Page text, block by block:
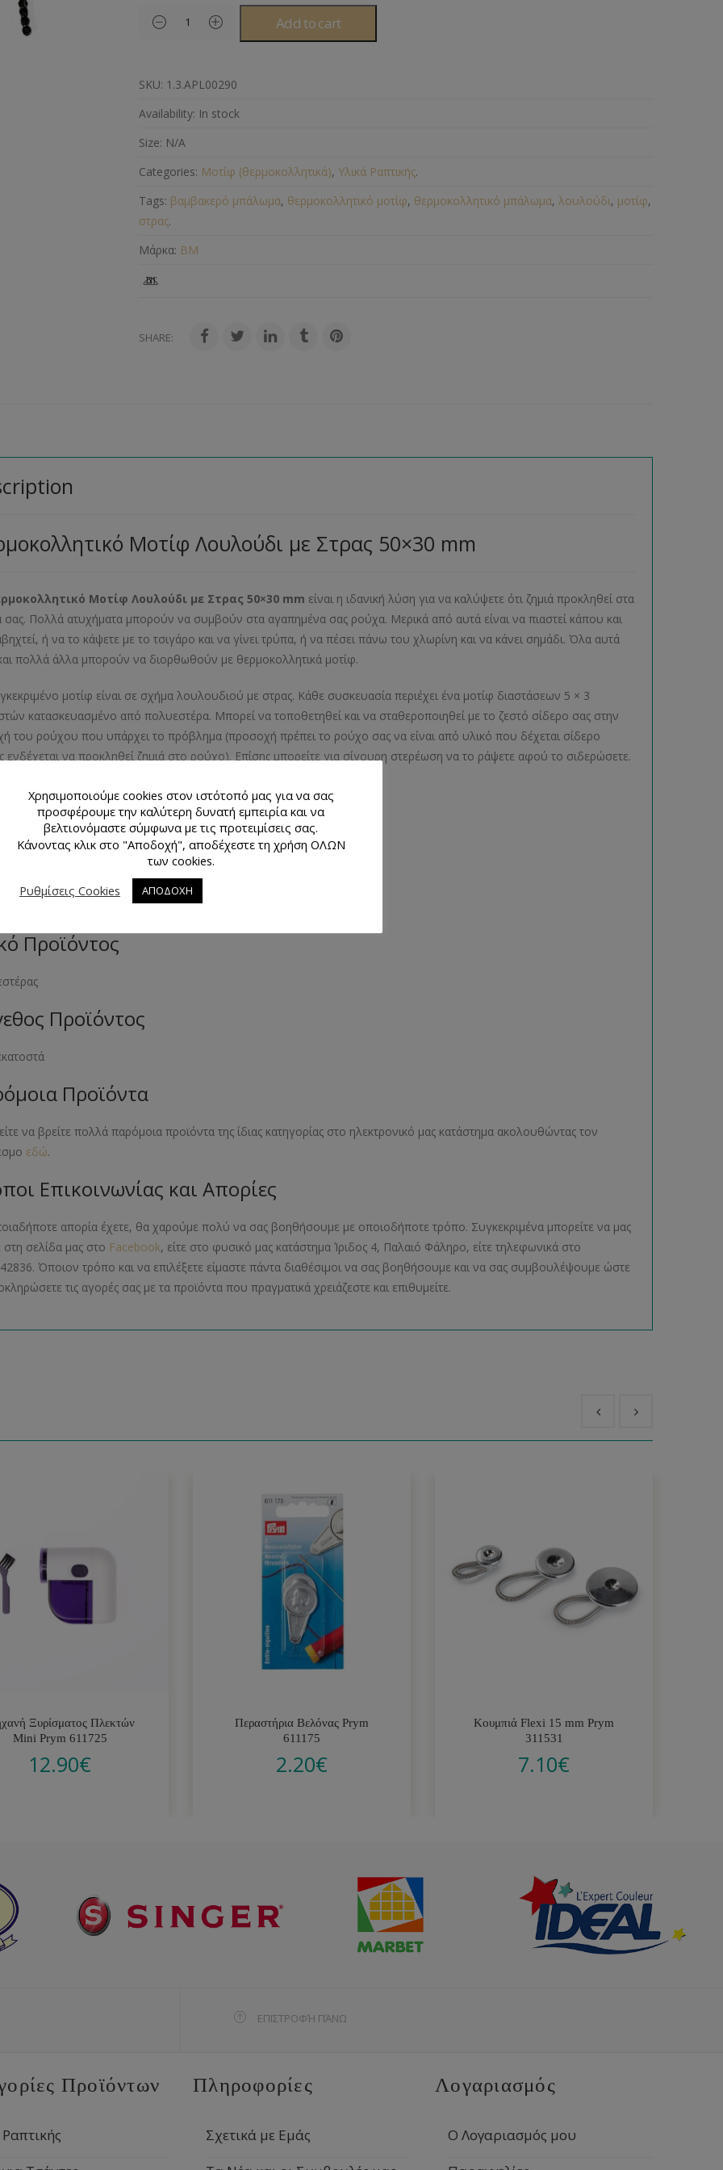
Add to cart
SKU: 1.3.APL00290
Availability: In stock
Size: N/A
Categories: Μοτίφ (θερμοκολλητικά), Υλικά Ραπτικής.
Tags: βαμβακερό μπάλωμα, θερμοκολλητικό μοτίφ, θερμοκολλητικό μπάλωμα,λουλούδι, μοτίφ,
στρας.
Μάρκα: BM
SHARE:
Μοτίφ Λουλούδι με Στρας 50×30 mm
Μοτίφ Λουλούδι με Στρας 50×30 mm είναι η ιδανική λύση για να καλύψετε ότι ζημιά προκληθεί στα
σας. Πολλά ατυχήματα μπορούν να συμβούν στα αγαπημένα σας ρούχα. Μερικά από αυτά είναι να πιαστεί κάπου και
ή να το κάψετε με το τσιγάρο και να γίνει τρύπα, ή να πέσει πάνω του χλωρίνη και να κάνει σημάδι. Όλα αυτά
πολλά άλλα μπορούν να διορθωθούν με θερμοκολλητικά μοτίφ.
μοτίφ είναι σε σχήμα λουλουδιού με στρας. Κάθε συσκευασία περιέχει ένα μοτίφ διαστάσεων 5 × 3
κατασκευασμένο από πολυεστέρα. Μπορεί να τοποθετηθεί και να σταθεροποιηθεί με το ζεστό σίδερο σας στην
του ρούχου που υπάρχει το πρόβλημα (προσοχή πρέπει το ρούχο σας να είναι από υλικό που δέχεται σίδερο
ενδέχεται να προκληθεί ζημιά στο ρούχο). Επίσης μπορείτε για σίγουρη στερέωση να το ράψετε αφού το σιδερώσετε.
Προϊόντος
σε μαύρο, ασημί και χρυσό χρώμα
Τεμαχίων Προϊόντος
Προϊόντος
Προϊόντος
Προϊόντα
να βρείτε πολλά παρόμοια προϊόντα της ίδιας κατηγορίας στο ηλεκτρονικό μας κατάστημα ακολουθώντας τον
εδώ.
Επικοινωνίας και Απορίες
απορία έχετε, θα χαρούμε πολύ να σας βοηθήσουμε με οποιοδήποτε τρόπο. Συγκεκριμένα μπορείτε να μας
στη σελίδα μας στο Facebook, είτε στο φυσικό μας κατάστημα Ίριδος 4, Παλαιό Φάληρο, είτε τηλεφωνικά στο
Όποιον τρόπο και να επιλέξετε είμαστε πάντα διαθέσιμοι να σας βοηθήσουμε και να σας συμβουλέψουμε ώστε
τις αγορές σας με τα προϊόντα που πραγματικά χρειάζεστε και επιθυμείτε.
Ξυρίσματος Πλεκτών
Mini Prym 611725
12.90€
Περαστήρια Βελόνας Prym
611175
2.20€
Κουμπιά Flexi 15 mm Prym
311531
7.10€
ΕΠΙΣΤΡΟΦΉ ΠΆΝΩ
Προϊόντων Πληροφορίες
Σχετικά με Εμάς
Λογαριασμός
Ο Λογαριασμός μου
Χρησιμοποιούμε cookies στον ιστότοπό μας για να σας
προσφέρουμε την καλύτερη δυνατή εμπειρία και να
βελτιονόμαστε σύμφωνα με τις προτειμίσεις σας.
Κάνοντας κλικ στο "Αποδοχή", αποδέχεστε τη χρήση ΟΛΩΝ
των cookies.
Ρυθμίσεις Cookies
ΑΠΟΔΟΧΗ